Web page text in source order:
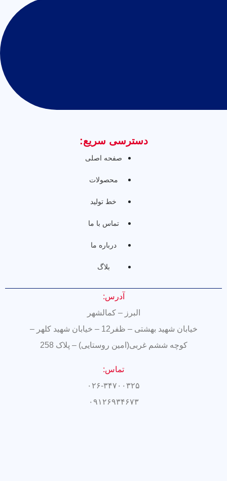
دسترسی سریع:
صفحه اصلی
محصولات
خط تولید
تماس با ما
درباره ما
بلاگ
آدرس:
البرز – کمالشهر
خیابان شهید بهشتی – ظفر12 – خیابان شهید کلهر –
کوچه ششم غربی(امین روستایی) – پلاک 258
تماس:
۰۲۶-۳۴۷۰۰۳۲۵
۰۹۱۲۶۹۳۴۶۷۳